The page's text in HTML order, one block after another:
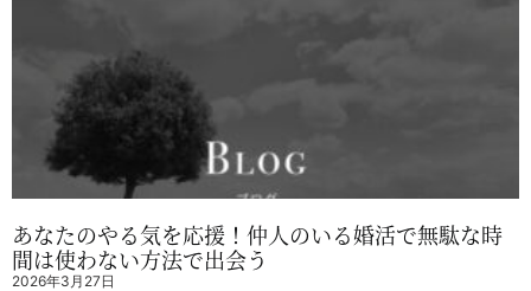
あなたのやる気を応援！仲人のいる婚活で無駄な時
間は使わない方法で出会う
2026年3月27日